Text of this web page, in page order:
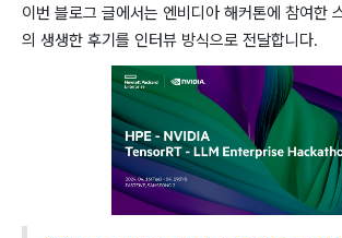
이번 블로그 글에서는 엔비디아 해커톤에 참여한
의 생생한 후기를 인터뷰 방식으로 전달합니다.